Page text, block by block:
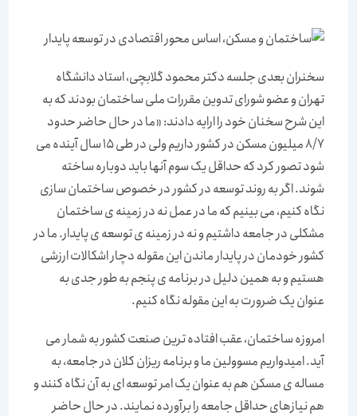
سخنران بعدی جلسه دکتر محمود گلابچی، استاد دانشگاه
تهران و عضو شورای تدوین مقررات ملی ساختمان بودند که به
این شرح سخنان خود را ارایه دادند: «ما در حال حاضر حدود
8/7 میلیون مسکن در کشور داریم ولی در طی 15 سال آینده می
شود تصور کرد که حداقل یک سوم آنها باید دوباره ساخته
شوند. اگر به روند توسعه در کشور در خصوص ساختمان سازی
نگاه کنیم، می بینیم که ما در عمل نه در زمینه ی ساختمان
مشکلی در جامعه داشتیم و نه در زمینه ی توسعه ی پایدار. ما در
کشور خودمان در پایدار ماندن این مقوله دچار اشکالات ارزشی
هستیم و به همین دلیل در برنامه ی پنجم به طور جدی به
عنوان یک ضرورت به این مقوله نگاه کنیم.
امروزه ساختمان، عقب افتاده ترین صنعت کشور به شمار می
آید. امیدواریم مسوولین ما و برنامه ریزان کلان در جامعه، به
مساله ی مسکن هم به عنوان یک امر توسعه ای به آن نگاه کنند و
هم نیازهای حداقل جامعه را برآورده نمایند. در حال حاضر